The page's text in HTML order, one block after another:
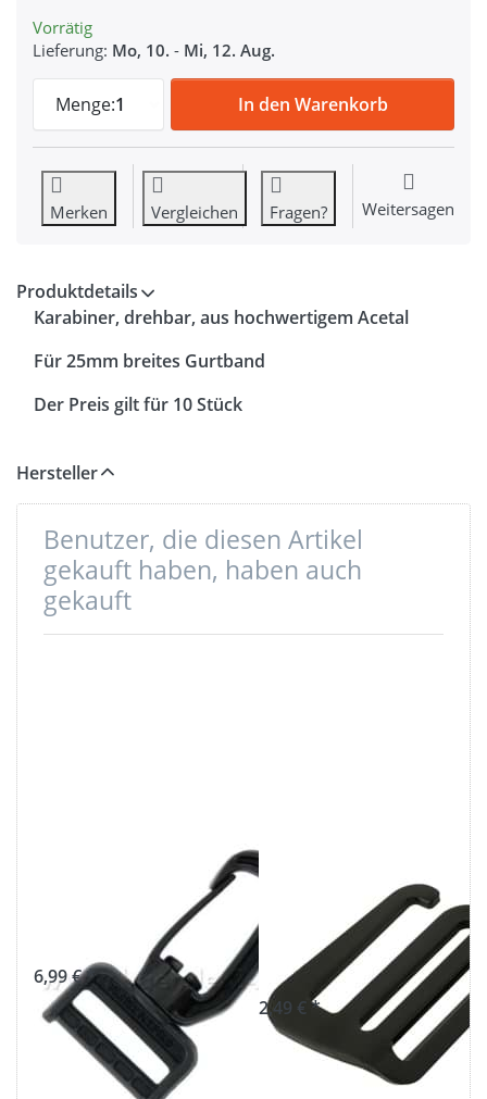
Vorrätig
Lieferung: Mo, 10. - Mi, 12. Aug.
Menge:1
Karabiner, drehbar, 25mm breit, 10
In den Warenkorb
Merken Vergleichen Fragen? Weitersagen
Produktdetails
Karabiner, drehbar, aus hochwertigem Acetal
Für 25mm breites Gurtband
Der Preis gilt für 10 Stück
Hersteller
Benutzer, die diesen Artikel
gekauft haben, haben auch
gekauft
drehbar, 40mm
breit, 10 Stück
6,99 € *
Gurthaken aus
Aluminium -
schwarz - 38mm
2,49 € *